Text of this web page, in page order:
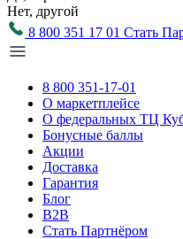
Нет, другой
8 800 351 17 01 Стать
8 800 351-17-01
О маркетплейсе
О федеральных ТЦ
Бонусные баллы
Акции
Доставка
Гарантия
Блог
B2B
Стать Партнёром